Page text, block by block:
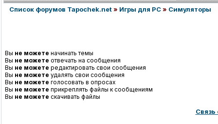
Список форумов Tapochek.net» Игры для PC» Симуляторы
Вы не можете начинать темы
Вы не можете отвечать на сообщения
Вы не можете редактировать свои сообщения
Вы не можете удалять свои сообщения
Вы не можете голосовать в опросах
Вы не можете прикреплять файлы к сообщениям
Вы не можете скачивать файлы